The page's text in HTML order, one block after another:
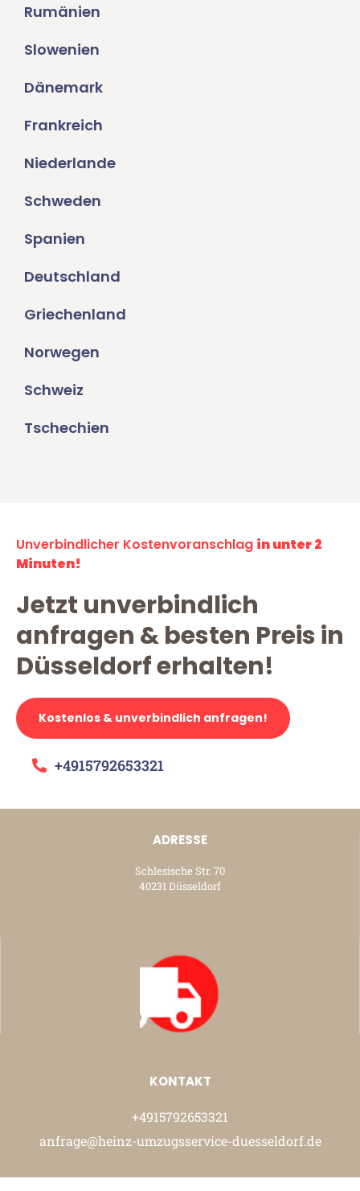
Rumänien
Slowenien
Dänemark
Frankreich
Niederlande
Schweden
Spanien
Deutschland
Griechenland
Norwegen
Schweiz
Tschechien
Unverbindlicher Kostenvoranschlag in unter 2
Minuten!
Jetzt unverbindlich
anfragen & besten Preis in
Düsseldorf erhalten!
Kostenlos & unverbindlich anfragen!
+4915792653321
ADRESSE
Schlesische Str. 70
40231 Düsseldorf
KONTAKT
+4915792653321
anfrage@heinz-umzugsservice-duesseldorf.de